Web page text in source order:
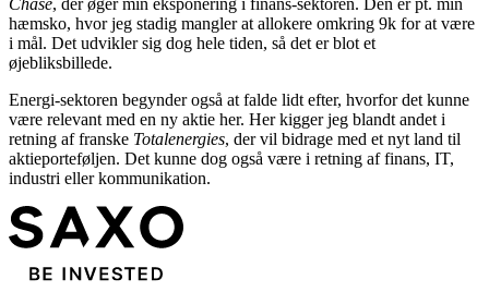
hæmsko, hvor jeg stadig mangler at allokere omkring 9k for at være
i mål. Det udvikler sig dog hele tiden, så det er blot et
øjebliksbillede.
Energi-sektoren begynder også at falde lidt efter, hvorfor det kunne
være relevant med en ny aktie her. Her kigger jeg blandt andet i
retning af franske Totalenergies, der vil bidrage med et nyt land til
aktieporteføljen. Det kunne dog også være i retning af finans, IT,
industri eller kommunikation.